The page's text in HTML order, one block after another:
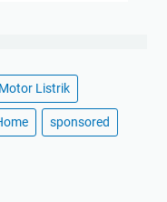
Motor Listrik
sponsored